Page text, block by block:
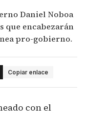
Daniel Noboa
que encabezarán
pro-gobierno.
Copiar enlace
con el